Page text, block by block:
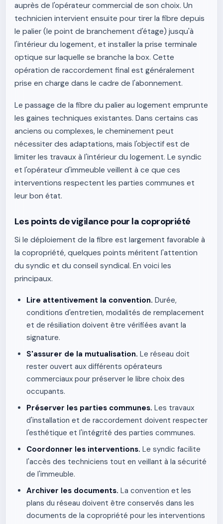
auprès de l'opérateur commercial de son choix. Un
technicien intervient ensuite pour tirer la fibre depuis
le palier (le point de branchement d'étage) jusqu'à
l'intérieur du logement, et installer la prise terminale
optique sur laquelle se branche la box. Cette
opération de raccordement final est généralement
prise en charge dans le cadre de l'abonnement.
Le passage de la fibre du palier au logement emprunte
les gaines techniques existantes. Dans certains cas
anciens ou complexes, le cheminement peut
nécessiter des adaptations, mais l'objectif est de
limiter les travaux à l'intérieur du logement. Le syndic
et l'opérateur d'immeuble veillent à ce que ces
interventions respectent les parties communes et
leur bon état.
Les points de vigilance pour la copropriété
Si le déploiement de la fibre est largement favorable à
la copropriété, quelques points méritent l'attention
du syndic et du conseil syndical. En voici les
principaux.
Lire attentivement la convention. Durée,
conditions d'entretien, modalités de remplacement
et de résiliation doivent être vérifiées avant la
signature.
S'assurer de la mutualisation. Le réseau doit
rester ouvert aux différents opérateurs
commerciaux pour préserver le libre choix des
occupants.
Préserver les parties communes. Les travaux
d'installation et de raccordement doivent respecter
l'esthétique et l'intégrité des parties communes.
Coordonner les interventions. Le syndic facilite
l'accès des techniciens tout en veillant à la sécurité
de l'immeuble.
Archiver les documents. La convention et les
plans du réseau doivent être conservés dans les
documents de la copropriété pour les interventions